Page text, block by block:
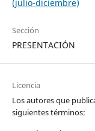
(julio-diciembre)
Sección
PRESENTACIÓN
Licencia
Los autores que
siguientes términos: